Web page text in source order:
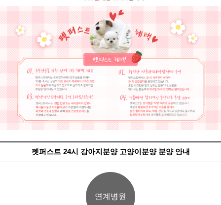
펫퍼스트 24시 강아지분양 고양이분양 분양 안내
연계병원